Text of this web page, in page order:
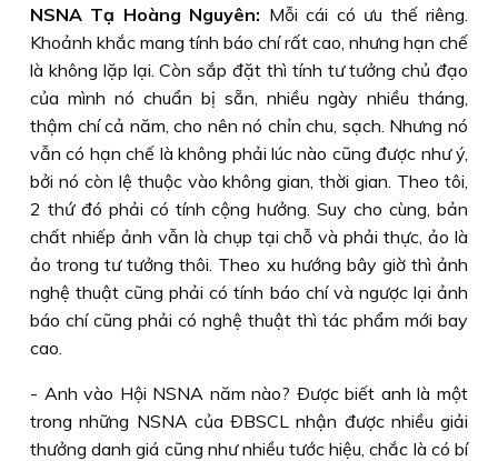
NSNA Tạ Hoàng Nguyên: Mỗi cái có ưu thế riêng.
Khoảnh khắc mang tính báo chí rất cao, nhưng hạn chế
là không lặp lại. Còn sắp đặt thì tính tư tưởng chủ đạo
của mình nó chuẩn bị sẵn, nhiều ngày nhiều tháng,
thậm chí cả năm, cho nên nó chỉn chu, sạch. Nhưng nó
vẫn có hạn chế là không phải lúc nào cũng được như ý,
bởi nó còn lệ thuộc vào không gian, thời gian. Theo tôi,
2 thứ đó phải có tính cộng hưởng. Suy cho cùng, bản
chất nhiếp ảnh vẫn là chụp tại chỗ và phải thực, ảo là
ảo trong tư tưởng thôi. Theo xu hướng bây giờ thì ảnh
nghệ thuật cũng phải có tính báo chí và ngược lại ảnh
báo chí cũng phải có nghệ thuật thì tác phẩm mới bay
cao.
- Anh vào Hội NSNA năm nào? Ðược biết anh là một
trong những NSNA của ÐBSCL nhận được nhiều giải
thưởng danh giá cũng như nhiều tước hiệu, chắc là có bí